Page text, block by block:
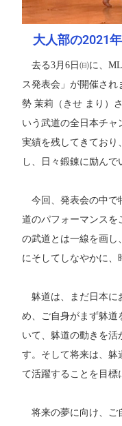
大人部の2021
去る3月6日㈰に、
ス発表会」が開催され
勢 茉莉（きせ まり）
いう武道の全日本チ
実績を残してきており
し、日々鍛錬に励んで
今回、発表会の中で
道のパフォーマンスを
の武道とは一線を画し
にそしてしなやかに、
躰道は、まだ日本に
め、ご自身がまず躰道
いて、躰道の動きを
す。そして将来は、躰
て活躍することを目標
将来の夢に向け、ご